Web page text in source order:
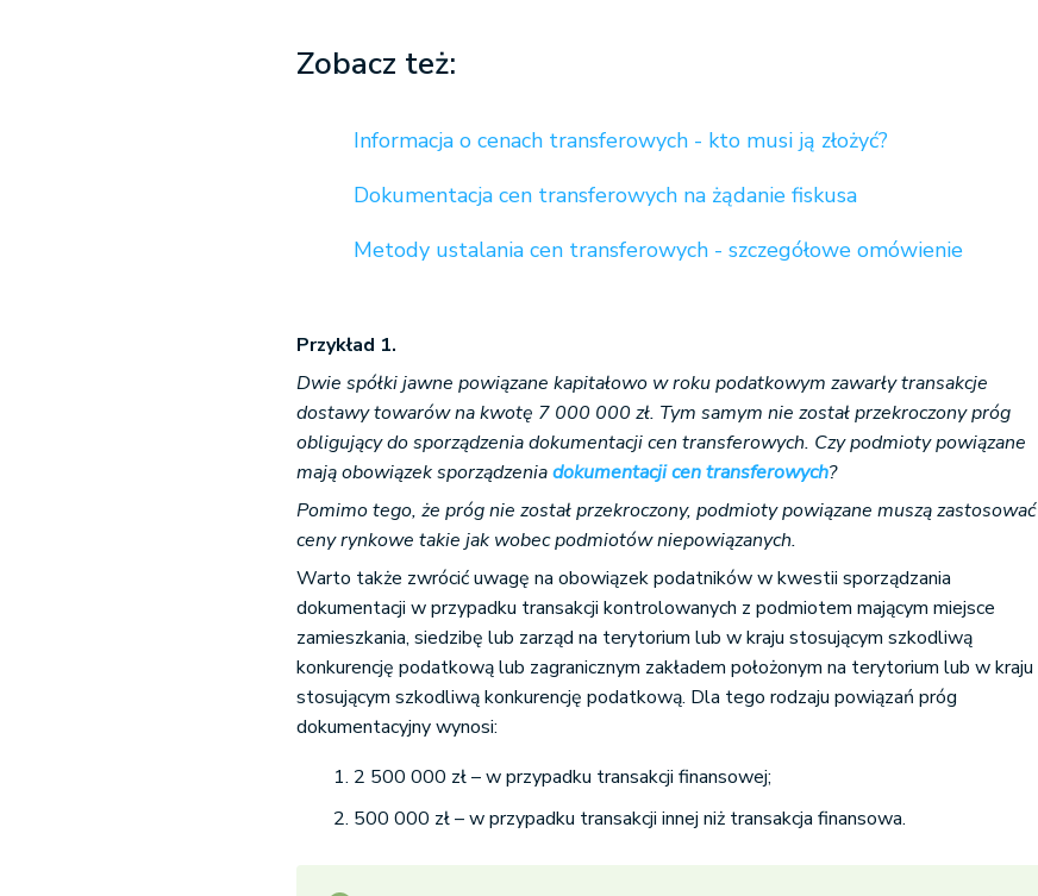
Zobacz też:
Informacja o cenach transferowych - kto musi ją złożyć?
Dokumentacja cen transferowych na żądanie fiskusa
Metody ustalania cen transferowych - szczegółowe omówienie
Przykład 1.
Dwie spółki jawne powiązane kapitałowo w roku podatkowym zawarły transakcje
dostawy towarów na kwotę 7 000 000 zł. Tym samym nie został przekroczony próg
obligujący do sporządzenia dokumentacji cen transferowych. Czy podmioty powiązane
mają obowiązek sporządzeniadokumentacji cen transferowych?
Pomimo tego, że próg nie został przekroczony, podmioty powiązane muszą zastosować
ceny rynkowe takie jak wobec podmiotów niepowiązanych.
Warto także zwrócić uwagę na obowiązek podatników w kwestii sporządzania
dokumentacji w przypadku transakcji kontrolowanych z podmiotem mającym miejsce
zamieszkania, siedzibę lub zarząd na terytorium lub w kraju stosującym szkodliwą
konkurencję podatkową lub zagranicznym zakładem położonym na terytorium lub w kraju
stosującym szkodliwą konkurencję podatkową. Dla tego rodzaju powiązań próg
dokumentacyjny wynosi:
2 500 000 zł – w przypadku transakcji finansowej;
500 000 zł – w przypadku transakcji innej niż transakcja finansowa.